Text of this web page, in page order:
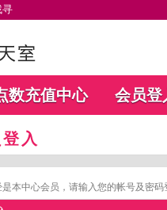
寻
数充值中心 会员登
入
是本中心会员，请输入您的帐号及密